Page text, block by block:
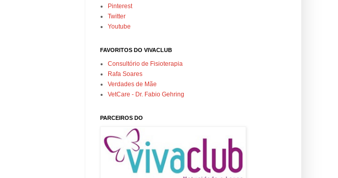
Pinterest
Twitter
Youtube
FAVORITOS DO VIVACLUB
Consultório de Fisioterapia
Rafa Soares
Verdades de Mãe
VetCare - Dr. Fabio Gehring
PARCEIROS DO